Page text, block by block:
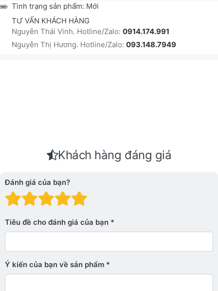
Tình trạng sản phẩm: Mới
TƯ VẤN KHÁCH HÀNG
Nguyễn Thái Vinh. Hotline/Zalo: 0914.174.991
Nguyễn Thị Hương. Hotline/Zalo: 093.148.7949
Khách hàng đáng giá
Đánh giá của bạn?
Đánh giá: 4 trên 5
Đánh giá: 3 trên 5 sao.
Đánh giá: 2 trên 5 sao.
Đánh giá: 1 trên 5 sao. Xấu
Tiêu đề cho đánh giá của bạn
Ý kiến ​​của bạn về sản phẩm